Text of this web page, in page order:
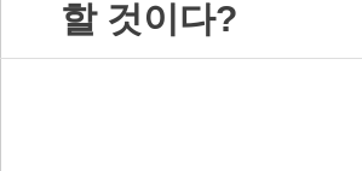
할 것이다?